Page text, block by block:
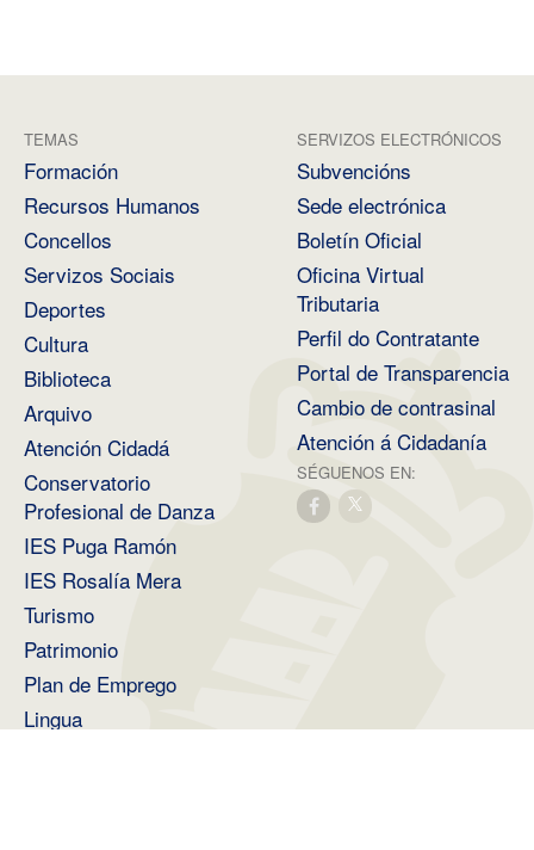
TEMAS
Formación
Recursos Humanos
Concellos
Servizos Sociais
Deportes
Cultura
Biblioteca
Arquivo
Atención Cidadá
Conservatorio
Profesional de Danza
IES Puga Ramón
IES Rosalía Mera
Turismo
Patrimonio
Plan de Emprego
Lingua
SERVIZOS ELECTRÓNICOS
Subvencións
Sede electrónica
Boletín Oficial
Oficina Virtual
Tributaria
Perfil do Contratante
Portal de Transparencia
Cambio de contrasinal
Atención á Cidadanía
SÉGUENOS EN: